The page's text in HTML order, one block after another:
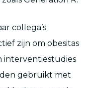
collega’s
zijn om obesitas
interventiestudies
gebruikt met